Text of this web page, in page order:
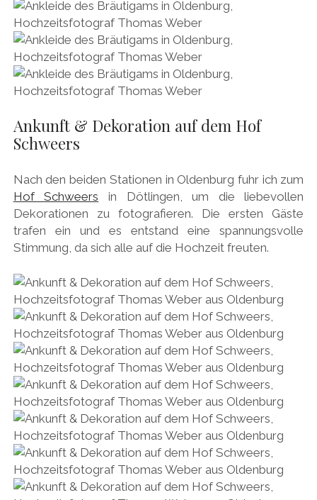
Ankunft & Dekoration auf dem Hof
Schweers
Nach den beiden Stationen in Oldenburg fuhr ich zum
Hof Schweers in Dötlingen, um die liebevollen
Dekorationen zu fotografieren. Die ersten Gäste
trafen ein und es entstand eine spannungsvolle
Stimmung, da sich alle auf die Hochzeit freuten.